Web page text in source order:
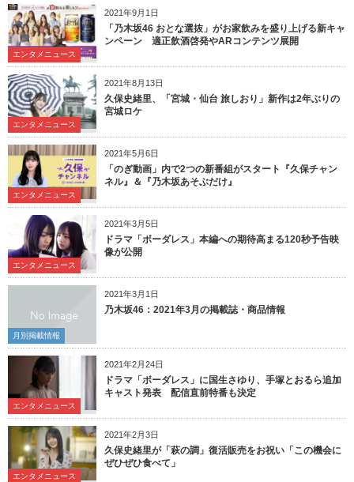
2021年9月1日
エンタメニュース
「乃木坂46 おとな選抜」がお家飲みを盛り上げる新キャ
ンペーン 適正飲酒啓発やARコンテンツ展開
2021年8月13日
エンタメニュース
久保史緒里、「宮城・仙台 旅しおり」新作は2年ぶりの
宮城ロケ
2021年5月6日
エンタメニュース
「のぎ動画」内で2つの新番組がスタート『久保チャン
ネル』＆『乃木坂あそぶだけ』
2021年3月5日
エンタメニュース
ドラマ「ボーダレス」本編への期待高まる120秒予告映
像が公開
2021年3月1日
月別掲載情報
乃木坂46：2021年3月の掲載誌・商品情報
2021年2月24日
エンタメニュース
ドラマ「ボーダレス」に国生さゆり、手塚とおるら追加
キャスト発表 配信直前特番も決定
2021年2月3日
エンタメニュース
久保史緒里が「萩の調」復活販売をお祝い「この機会に
ぜひぜひ食べて」